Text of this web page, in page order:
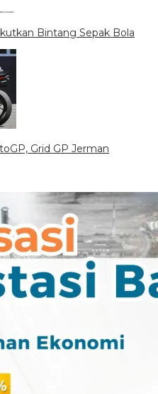
Bintang Sepak Bola
Grid GP Jerman